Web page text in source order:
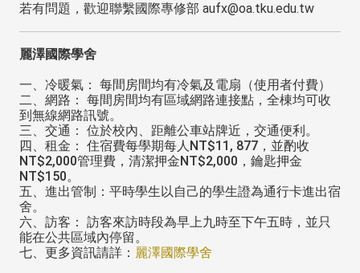
若有問題，歡迎聯繫國際專修部 aufx@oa.tku.edu.tw
麗澤國際學舍
一、冷暖氣： 每間房間均有冷氣及電扇（使用者付費）
二、網路： 每間房間均有區域網路連接點，全棟均可收
到無線網路訊號。
三、交通： 位於校內、距離公車站牌近，交通便利。
四、租金： 住宿費每學期每人NT$11, 877，並酌收
NT$2,000管理費，清潔押金NT$2,000，鑰匙押金
NT$150。
五、進出管制：平時學生以自己的學生證為通行卡進出宿
舍。
六、訪客： 訪客來訪時段為早上九時至下午五時，並只
能在公共區域內停留。
七、更多資訊請詳： 麗澤國際學舍